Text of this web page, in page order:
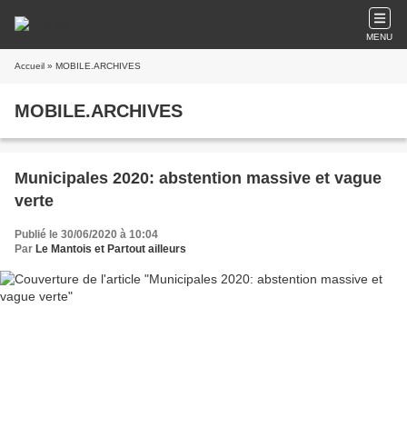
MENU
Accueil » MOBILE.ARCHIVES
MOBILE.ARCHIVES
Municipales 2020: abstention massive et vague
verte
Publié le 30/06/2020 à 10:04
Par Le Mantois et Partout ailleurs